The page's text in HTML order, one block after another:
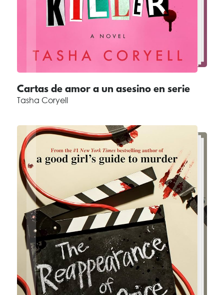
Cartas de amor a un asesino en serie
Tasha Coryell